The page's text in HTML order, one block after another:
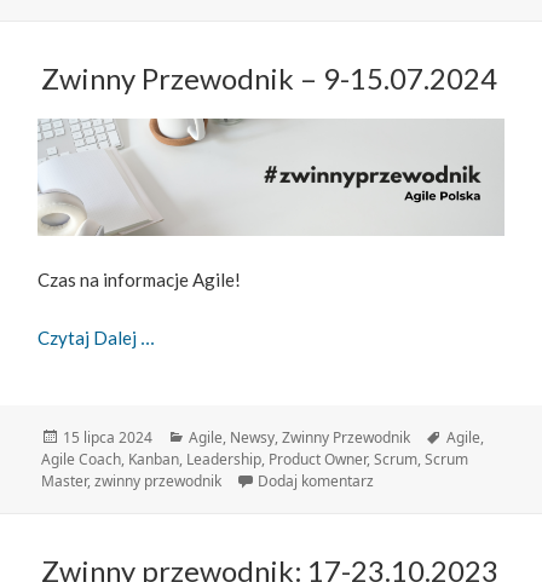
Zwinny Przewodnik – 9-15.07.2024
Czas na informacje Agile!
Czytaj Dalej
Data
publikacji
15 lipca 2024 Kategorie
Agile, Newsy,Zwinny Przewodnik Tagi
Agile,
Agile Coach, Kanban, Leadership, Product Owner,Scrum,Scrum
Master,zwinny przewodnik Dodaj komentarz
Zwinny przewodnik: 17-23.10.2023